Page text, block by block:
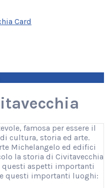
Card
famosa per essere il
cultura, storia ed arte.
Michelangelo ed edifici
la storia di Civitavecchia
questi aspetti importanti
questi importanti luoghi: